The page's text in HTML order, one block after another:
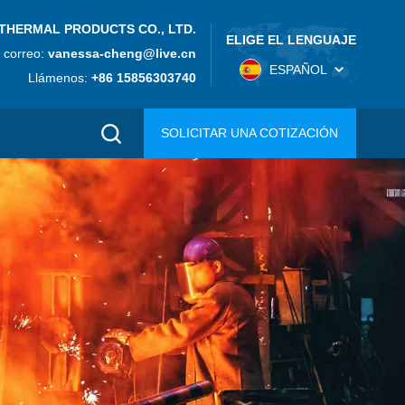
PRODUCTS CO., LTD.
correo:vanessa-cheng@live.cn
Llámenos:+86 15856303740
ELIGE EL LENGUAJE
ESPAÑOL
SOLICITAR UNA COTIZACIÓN